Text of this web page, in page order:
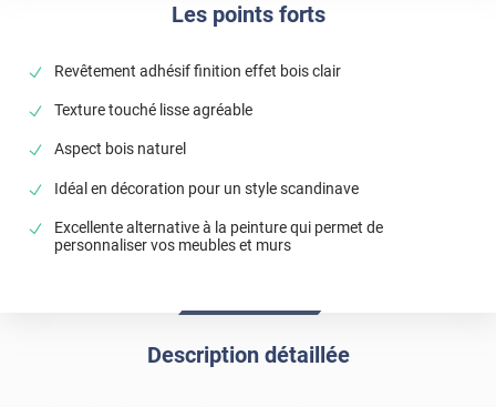
Les points forts
Revêtement adhésif finition effet bois clair
Texture touché lisse agréable
Aspect bois naturel
Idéal en décoration pour un style scandinave
Excellente alternative à la peinture qui permet de
personnaliser vos meubles et murs
Description détaillée